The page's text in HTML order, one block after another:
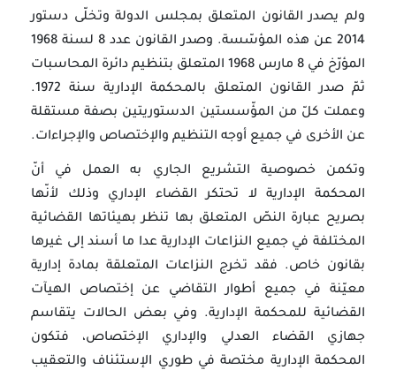
ولم يصدر القانون المتعلق بمجلس الدولة وتخلّى دستور
2014 عن هذه المؤسّسة. وصدر القانون عدد 8 لسنة 1968
المؤرّخ في 8 مارس 1968 المتعلق بتنظيم دائرة المحاسبات
ثمّ صدر القانون المتعلق بالمحكمة الإدارية سنة 1972.
وعملت كلّ من المؤّسستين الدستوريتين بصفة مستقلة
عن الأخرى في جميع أوجه التنظيم والإختصاص والإجراءات.
وتكمن خصوصية التشريع الجاري به العمل في أنّ
المحكمة الإدارية لا تحتكر القضاء الإداري وذلك لأنّها
بصريح عبارة النصّ المتعلق بها تنظر بهيئاتها القضائية
المختلفة في جميع النزاعات الإدارية عدا ما أسند إلى غيرها
بقانون خاص. فقد تخرج النزاعات المتعلقة بمادة إدارية
معيّنة في جميع أطوار التقاضي عن إختصاص الهيآت
القضائية للمحكمة الإدارية. وفي بعض الحالات يتقاسم
جهازي القضاء العدلي والإداري الإختصاص، فتكون
المحكمة الإدارية مختصة في طوري الإستئناف والتعقيب